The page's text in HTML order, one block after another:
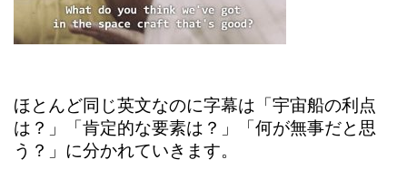
ほとんど同じ英文なのに字幕は「宇宙船の利点
は？」「肯定的な要素は？」「何が無事だと思
う？」に分かれていきます。